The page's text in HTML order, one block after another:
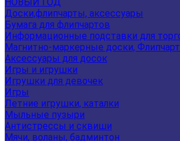
Доски,флипчарты, аксессуары
Бумага для флипчартов
Информационные подставки для
Магнитно-маркерные доски,
Аксессуары для досок
Игры и игрушки
Игрушки для девочек
Игры
Летние игрушки, каталки
Мыльные пузыри
Антистрессы и сквиши
Мячи, воланы, бадминтон